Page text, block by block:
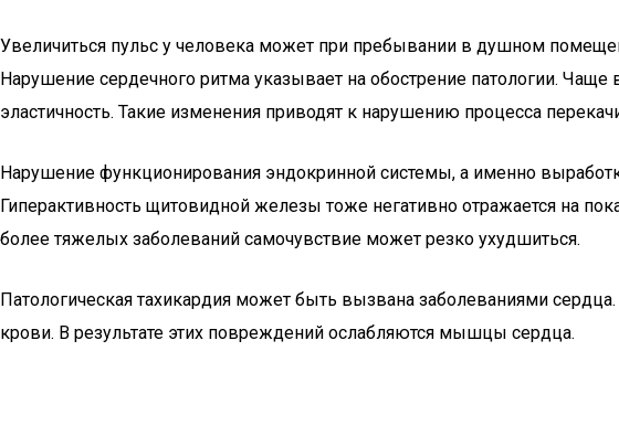
Увеличиться пульс у человека может при пребывании в душном
Нарушение сердечного ритма указывает на обострение патологии.
эластичность. Такие изменения приводят к нарушению процесса
Нарушение функционирования эндокринной системы, а именно
Гиперактивность щитовидной железы тоже негативно отражается на
более тяжелых заболеваний самочувствие может резко ухудшиться.
Патологическая тахикардия может быть вызвана заболеваниями
крови. В результате этих повреждений ослабляются мышцы сердца.